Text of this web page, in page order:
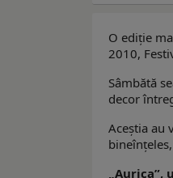
O ediţie
2010,
Sâmbătă
decor
Aceştia au
„Aurica”,